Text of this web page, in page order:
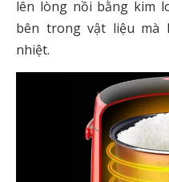
lên lòng nồi bằng kim
bên trong vật liệu mà
nhiệt.